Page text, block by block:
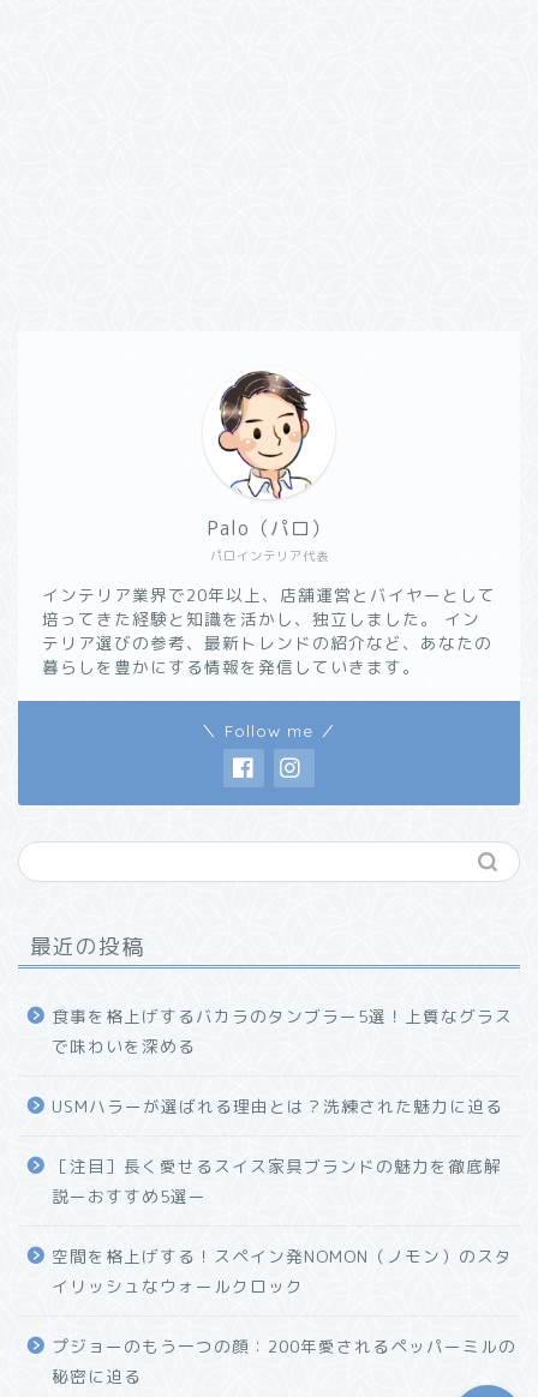
パロインテリア代表
Palo（パロ）
インテリア業界で20年以上、店舗運営とバイヤーとして
培ってきた経験と知識を活かし、独立しました。 イン
テリア選びの参考、最新トレンドの紹介など、あなたの
暮らしを豊かにする情報を発信していきます。
＼ Follow me ／
最近の投稿
食事を格上げするバカラのタンブラー5選！上質なグラス
で味わいを深める
USMハラーが選ばれる理由とは？洗練された魅力に迫る
［注目］長く愛せるスイス家具ブランドの魅力を徹底解
説ーおすすめ5選ー
空間を格上げする！スペイン発NOMON（ノモン）のスタ
イリッシュなウォールクロック
プジョーのもう一つの顔：200年愛されるペッパーミルの
秘密に迫る